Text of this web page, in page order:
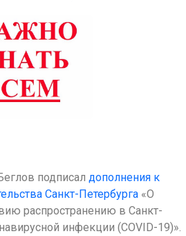
подписал дополнения к
Санкт-Петербурга «О
распространению в Санкт-
инфекции (COVID-19)».